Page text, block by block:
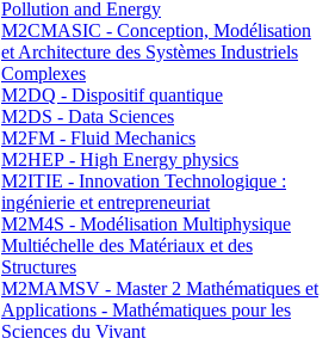
Pollution and Energy
M2CMASIC - Conception, Modélisation
et Architecture des Systèmes Industriels
Complexes
M2DQ - Dispositif quantique
M2DS - Data Sciences
M2FM - Fluid Mechanics
M2HEP - High Energy physics
M2ITIE - Innovation Technologique :
ingénierie et entrepreneuriat
M2M4S - Modélisation Multiphysique
Multiéchelle des Matériaux et des
Structures
M2MAMSV - Master 2 Mathématiques et
Applications - Mathématiques pour les
Sciences du Vivant